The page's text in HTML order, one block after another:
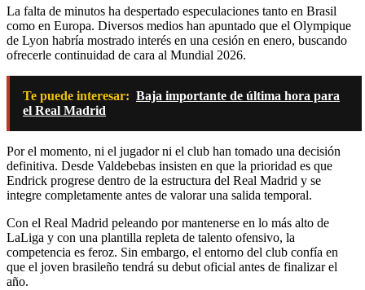
La falta de minutos ha despertado especulaciones tanto en Brasil
como en Europa. Diversos medios han apuntado que el Olympique
de Lyon habría mostrado interés en una cesión en enero, buscando
ofrecerle continuidad de cara al Mundial 2026.
Te puede interesar: Baja importante de última hora para
el Real Madrid
Por el momento, ni el jugador ni el club han tomado una decisión
definitiva. Desde Valdebebas insisten en que la prioridad es que
Endrick progrese dentro de la estructura del Real Madrid y se
integre completamente antes de valorar una salida temporal.
Con el Real Madrid peleando por mantenerse en lo más alto de
LaLiga y con una plantilla repleta de talento ofensivo, la
competencia es feroz. Sin embargo, el entorno del club confía en
que el joven brasileño tendrá su debut oficial antes de finalizar el
año.